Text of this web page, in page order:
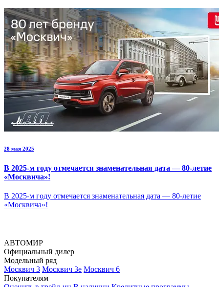
28 мая 2025
В 2025-м году отмечается знаменательная дата — 80-летие
«Москвича»!
В 2025-м году отмечается знаменательная дата — 80-летие
«Москвича»!
АВТОМИР
Официальный дилер
Модельный ряд
Москвич 3 Москвич 3е Москвич 6
Покупателям